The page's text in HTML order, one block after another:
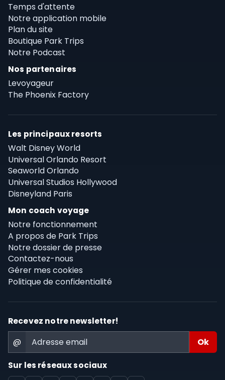
Temps d'attente
Notre application mobile
Plan du site
Boutique Park Trips
Notre Podcast
Nos partenaires
Levoyageur
The Phoenix Factory
Les principaux resorts
Walt Disney World
Universal Orlando Resort
Seaworld Orlando
Universal Studios Hollywood
Disneyland Paris
Mon coach voyage
Notre fonctionnement
A propos de Park Trips
Notre dossier de presse
Contactez-nous
Gérer mes cookies
Politique de confidentialité
Recevez notre newsletter!
@
Sur les réseaux sociaux